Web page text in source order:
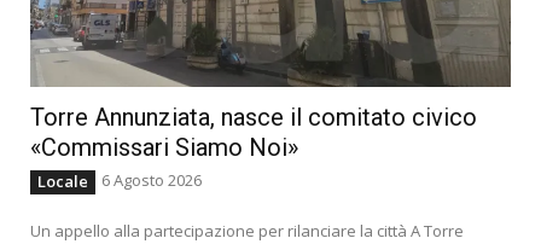
Torre Annunziata, nasce il comitato civico
«Commissari Siamo Noi»
Locale 6 Agosto 2026
Un appello alla partecipazione per rilanciare la città A Torre